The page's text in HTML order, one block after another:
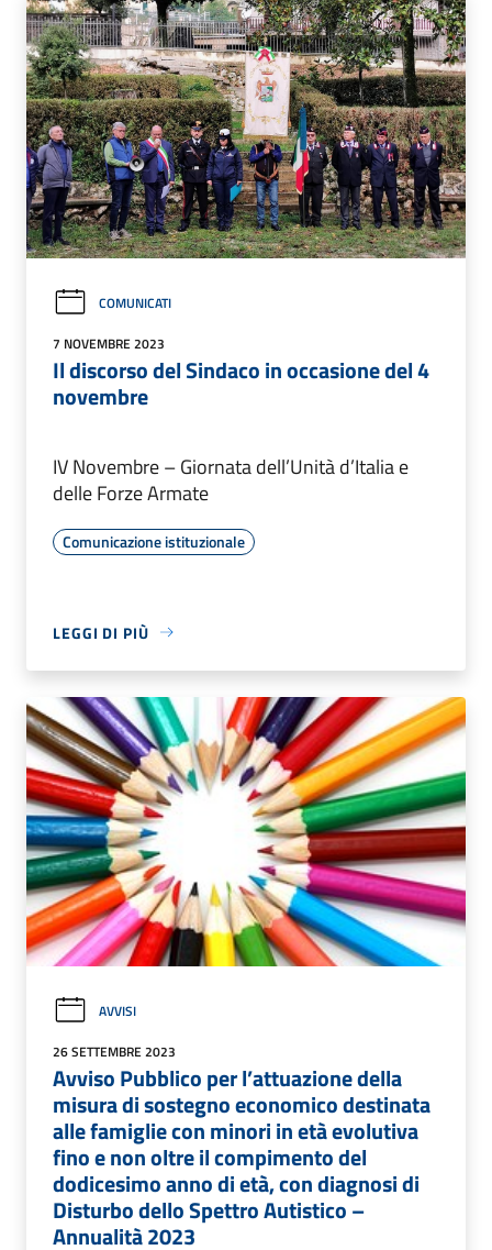
COMUNICATI
7 NOVEMBRE 2023
Il discorso del Sindaco in occasione del 4
novembre
IV Novembre – Giornata dell’Unità d’Italia e
delle Forze Armate
Comunicazione istituzionale
LEGGI DI PIÙ
AVVISI
26 SETTEMBRE 2023
Avviso Pubblico per l’attuazione della
misura di sostegno economico destinata
alle famiglie con minori in età evolutiva
fino e non oltre il compimento del
dodicesimo anno di età, con diagnosi di
Disturbo dello Spettro Autistico –
Annualità 2023